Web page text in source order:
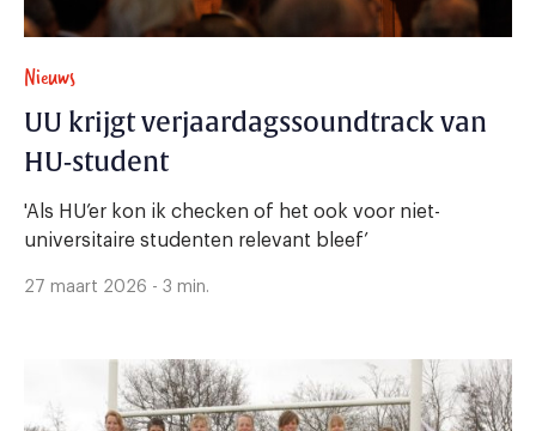
Nieuws
UU krijgt verjaardagssoundtrack van
HU-student
'Als HU’er kon ik checken of het ook voor niet-
universitaire studenten relevant bleef’
27 maart 2026 - 3 min.